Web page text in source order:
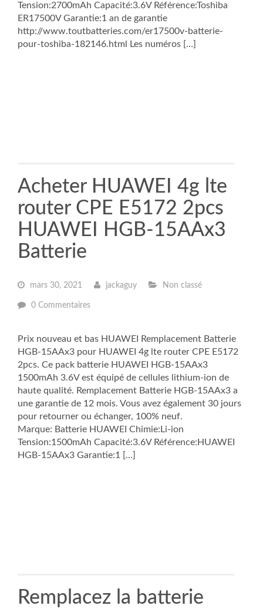
Tension:2700mAh Capacité:3.6V Référence:Toshiba
ER17500V Garantie:1 an de garantie
http://www.toutbatteries.com/er17500v-batterie-
pour-toshiba-182146.html Les numéros […]
Acheter HUAWEI 4g lte
router CPE E5172 2pcs
HUAWEI HGB-15AAx3
Batterie
mars 30, 2021 jackaguy Non classé
0 Commentaires
Prix nouveau et bas HUAWEI Remplacement Batterie
HGB-15AAx3 pour HUAWEI 4g lte router CPE E5172
2pcs. Ce pack batterie HUAWEI HGB-15AAx3
1500mAh 3.6V est équipé de cellules lithium-ion de
haute qualité. Remplacement Batterie HGB-15AAx3 a
une garantie de 12 mois. Vous avez également 30 jours
pour retourner ou échanger, 100% neuf.
Marque: Batterie HUAWEI Chimie:Li-ion
Tension:1500mAh Capacité:3.6V Référence:HUAWEI
HGB-15AAx3 Garantie:1 […]
Remplacez la batterie